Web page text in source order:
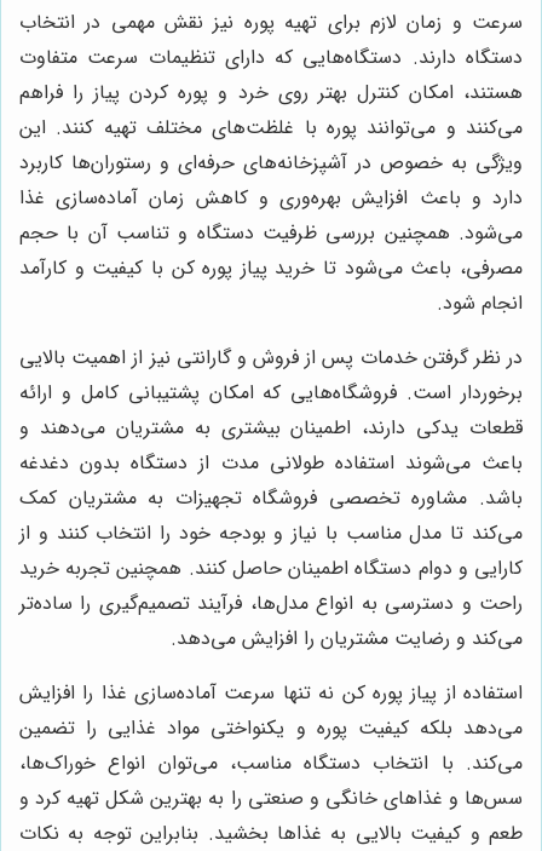
سرعت و زمان لازم برای تهیه پوره نیز نقش مهمی در انتخاب
دستگاه دارند. دستگاه‌هایی که دارای تنظیمات سرعت متفاوت
هستند، امکان کنترل بهتر روی خرد و پوره کردن پیاز را فراهم
می‌کنند و می‌توانند پوره با غلظت‌های مختلف تهیه کنند. این
ویژگی به خصوص در آشپزخانه‌های حرفه‌ای و رستوران‌ها کاربرد
دارد و باعث افزایش بهره‌وری و کاهش زمان آماده‌سازی غذا
می‌شود. همچنین بررسی ظرفیت دستگاه و تناسب آن با حجم
مصرفی، باعث می‌شود تا خرید پیاز پوره کن با کیفیت و کارآمد
انجام شود.
در نظر گرفتن خدمات پس از فروش و گارانتی نیز از اهمیت بالایی
برخوردار است. فروشگاه‌هایی که امکان پشتیبانی کامل و ارائه
قطعات یدکی دارند، اطمینان بیشتری به مشتریان می‌دهند و
باعث می‌شوند استفاده طولانی مدت از دستگاه بدون دغدغه
باشد. مشاوره تخصصی فروشگاه تجهیزات به مشتریان کمک
می‌کند تا مدل مناسب با نیاز و بودجه خود را انتخاب کنند و از
کارایی و دوام دستگاه اطمینان حاصل کنند. همچنین تجربه خرید
راحت و دسترسی به انواع مدل‌ها، فرآیند تصمیم‌گیری را ساده‌تر
می‌کند و رضایت مشتریان را افزایش می‌دهد.
استفاده از پیاز پوره کن نه تنها سرعت آماده‌سازی غذا را افزایش
می‌دهد بلکه کیفیت پوره و یکنواختی مواد غذایی را تضمین
می‌کند. با انتخاب دستگاه مناسب، می‌توان انواع خوراک‌ها،
سس‌ها و غذاهای خانگی و صنعتی را به بهترین شکل تهیه کرد و
طعم و کیفیت بالایی به غذاها بخشید. بنابراین توجه به نکات